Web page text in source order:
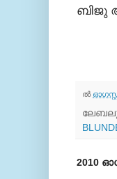
ബിജു
ല്‍
2010